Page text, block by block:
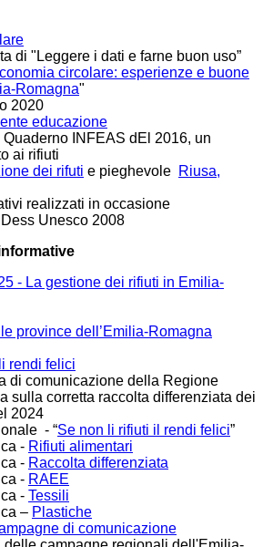
di "Leggere i dati e farne buon uso”
circolare: esperienze e buone
Romagna"
2020
educazione
INFEAS dEl 2016, un
ai rifiuti
dei rifuti e pieghevole Riusa,
realizzati in occasione
Unesco 2008
- La gestione dei rifiuti in Emilia-
province dell’Emilia-Romagna
rendi felici
di comunicazione della Regione
sulla corretta raccolta differenziata dei
2024
- “Se non li rifiuti il rendi felici”
- Rifiuti alimentari
- Raccolta differenziata
- RAEE
- Tessili
– Plastiche
di comunicazione